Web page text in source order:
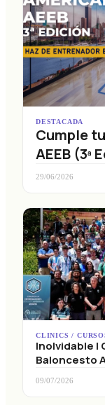
DESTACADA
Cumple
AEEB (3ª
29/06/2026
CLINICS /
Inolvidable I
Baloncesto
09/07/2026